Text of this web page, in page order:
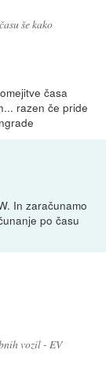
še kako
časa
razen če pride
In zaračunamo
po času
vozil - EV